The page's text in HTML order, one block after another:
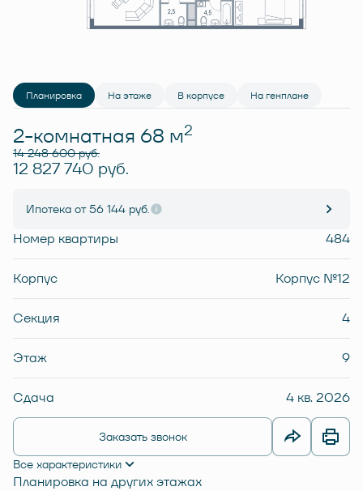
Планировка На этаже В корпусе На генплане
2-комнатная 68 м2
14 248 600 руб.
12 827 740 руб.
Ипотека от 56 144 руб.
Номер квартиры 484
Корпус Корпус №12
Секция 4
Этаж 9
Сдача 4 кв. 2026
Заказать звонок
Все характеристики
Планировка на других этажах